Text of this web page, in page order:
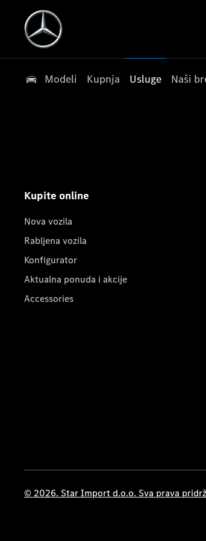
Modeli Kupnja Usluge Naši
Kupite online
Nova vozila
Rabljena vozila
Konfigurator
Aktualna ponuda i akcije
Accessories
© 2026. Star Import d.o.o. Sva prava